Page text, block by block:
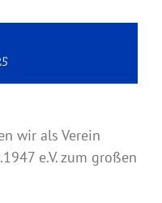
wir als Verein
e.V. zum großen